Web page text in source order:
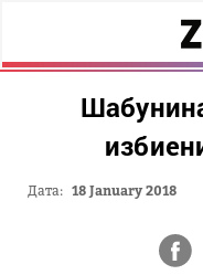
Дата: 18 January 2018